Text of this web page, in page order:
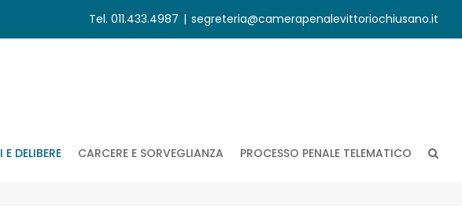
Tel. 011.433.4987 | segreteria@camerapenalevittoriochiusano.it
DELIBERE CARCERE E SORVEGLIANZA PROCESSO PENALE TELEMATICO